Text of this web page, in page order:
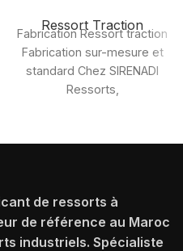
Ressort Traction
Fabrication Ressort traction
Fabrication sur-mesure et
standard Chez SIRENADI
Ressorts,
torsion, des ressorts de
de ressorts à
de référence au Maroc
industriels. Spécialiste